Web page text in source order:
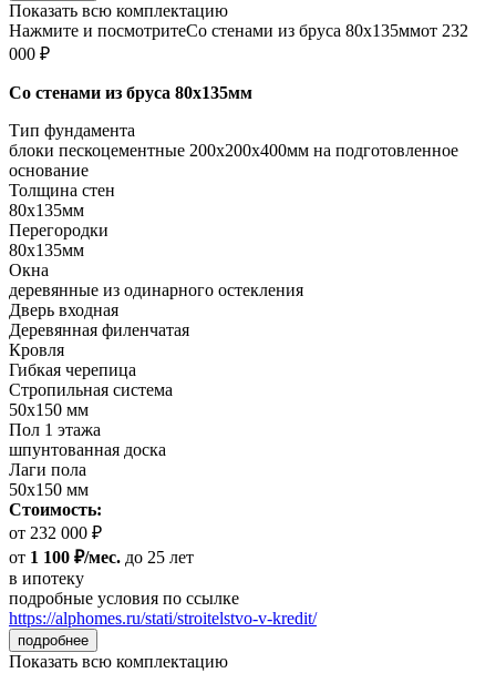
Показать всю комплектацию
Нажмите и посмотритеСо стенами из бруса 80х135ммот 232
000 ₽
Со стенами из бруса 80х135мм
Тип фундамента
блоки пескоцементные 200х200х400мм на подготовленное
основание
Толщина стен
80х135мм
Перегородки
80х135мм
Окна
деревянные из одинарного остекления
Дверь входная
Деревянная филенчатая
Кровля
Гибкая черепица
Стропильная система
50х150 мм
Пол 1 этажа
шпунтованная доска
Лаги пола
50х150 мм
Стоимость:
от 232 000 ₽
от 1 100 ₽/мес. до 25 лет
в ипотеку
подробные условия по ссылке
https://alphomes.ru/stati/stroitelstvo-v-kredit/
подробнее
Показать всю комплектацию